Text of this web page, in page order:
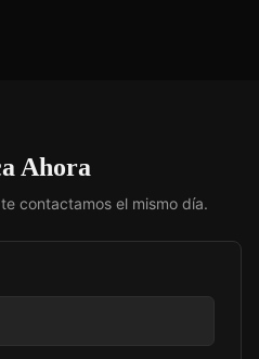
Ahora
contactamos el mismo día.